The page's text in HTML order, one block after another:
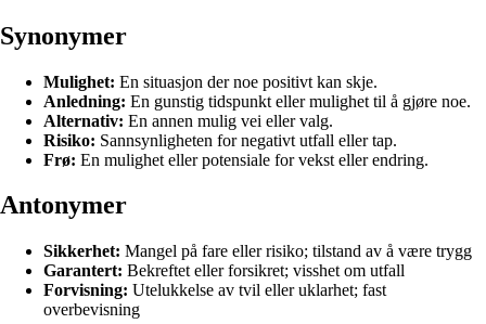
Synonymer
Mulighet: En situasjon der noe positivt kan skje.
Anledning: En gunstig tidspunkt eller mulighet til å gjøre noe.
Alternativ: En annen mulig vei eller valg.
Risiko: Sannsynligheten for negativt utfall eller tap.
Frø: En mulighet eller potensiale for vekst eller endring.
Antonymer
Sikkerhet: Mangel på fare eller risiko; tilstand av å være trygg
Garantert: Bekreftet eller forsikret; visshet om utfall
Forvisning: Utelukkelse av tvil eller uklarhet; fast
overbevisning